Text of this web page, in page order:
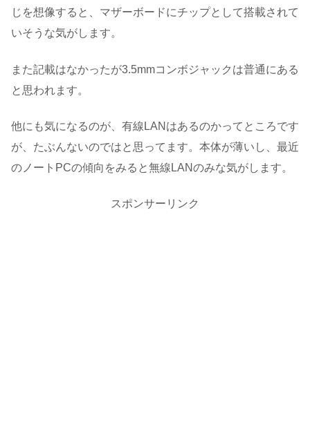
じを想像すると、マザーボードにチップとして搭載されて
いそうな気がします。
また記載はなかったが3.5mmコンボジャックは普通にある
と思われます。
他にも気になるのが、有線LANはあるのかってところです
が、たぶんないのではと思ってます。本体が薄いし、最近
のノートPCの傾向をみると無線LANのみな気がします。
スポンサーリンク